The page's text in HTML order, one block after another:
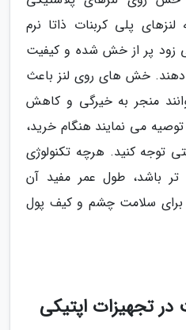
پلی کربنات ذاتا نرم
زود پر از خش شده و کیفیت
خش های روی لنز باعث
منجر به خیرگی و کاهش
می نمایند هنگام خرید،
توجه کنید. هرچه تکنولوژی
تر باشد، طول عمر مفید آن
برای سلامت چشم و کیف پول
تجهیزات اپتیکی